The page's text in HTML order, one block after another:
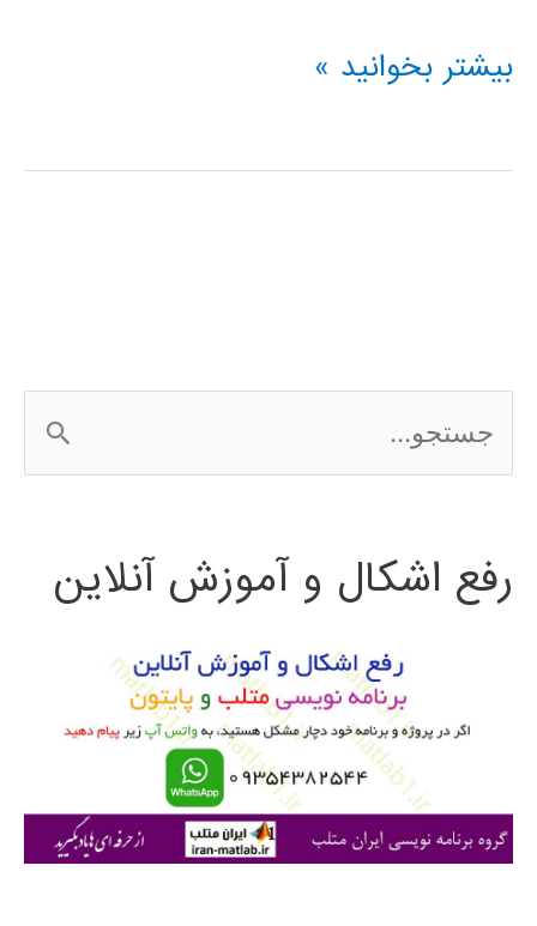
بسته
جامع
بیشتر بخوانید »
س
ج
ی
رفع اشکال و آموزش آنلاین